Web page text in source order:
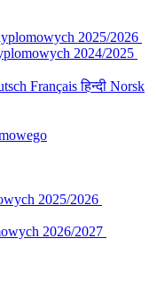
2025/2026
2024/2025
Françaisहिन्दी Norsk
2025/2026
2026/2027